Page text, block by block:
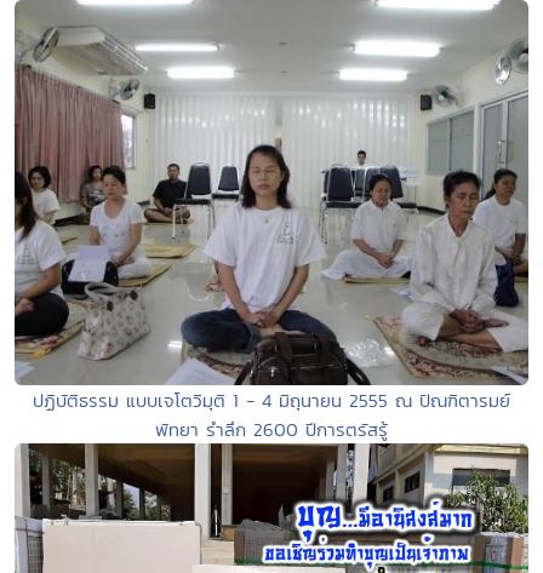
ปฏิบัติธรรม แบบเจโตวิมุติ 1 - 4 มิถุนายน 2555 ณ ปัณฑิตารมย์
พัทยา รำลึก 2600 ปีการตรัสรู้